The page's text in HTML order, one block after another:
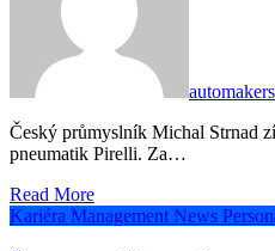
automakers
Český průmyslník Michal Strnad získal prostřednictvím své investiční společnosti Lumina Crown 14% akcií italského výrobce
pneumatik Pirelli. Za…
Read More
Kariéra Management News